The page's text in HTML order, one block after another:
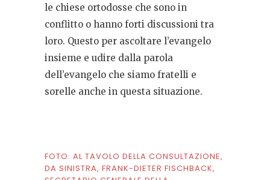
le chiese ortodosse che sono in
conflitto o hanno forti discussioni tra
loro. Questo per ascoltare l’evangelo
insieme e udire dalla parola
dell’evangelo che siamo fratelli e
sorelle anche in questa situazione.
FOTO: AL TAVOLO DELLA CONSULTAZIONE,
DA SINISTRA, FRANK-DIETER FISCHBACK,